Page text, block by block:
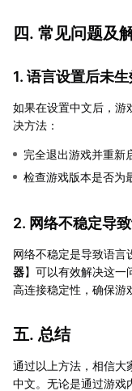
四. 常见问题及
1. 语言设置后未
如果在设置中文后，游
决方法：
完全退出游戏并重新
检查游戏版本是否为
2. 网络不稳定导
网络不稳定是导致语言
器】可以有效解决这一
高连接稳定性，确保游
五. 总结
通过以上方法，相信大
中文。无论是通过游戏